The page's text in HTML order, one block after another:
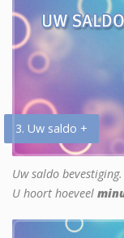
3. Uw saldo +
Uw saldo bevestiging.
U hoort hoeveel